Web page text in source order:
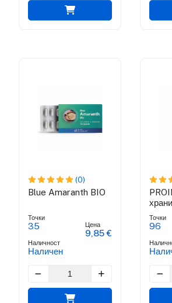
(0)
Blue Amaranth BIO
Точки
35
Наличност
Наличен
Цена
9,85 €
за
Точки
96